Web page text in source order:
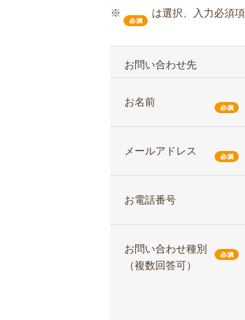
※
は選択、入力必須
お問い合わせ先
お名前
メールアドレス
お電話番号
お問い合わせ種別
（複数回答可）